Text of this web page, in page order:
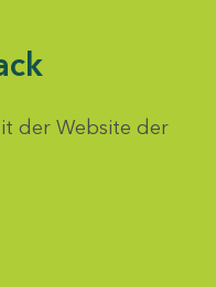
der Website der
auswählen